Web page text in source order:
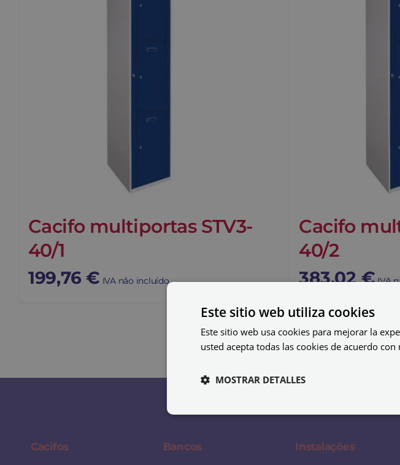
Cacifo multiportas STV3-
40/1
199,76 € IVA não incluído
Cacifo
40/2
383,02€ IVA
Cacifos Bancos Instalações
Este sitio web utiliza cookies
Este sitio web usa cookies para mejorar la
usted acepta todas las cookies de acuerdo
MOSTRAR DETALLES